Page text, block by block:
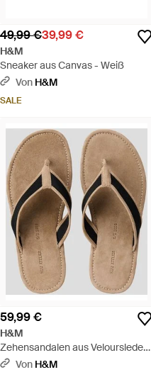
49,99 €39,99 €
H&M
Sneaker aus Canvas - Weiß
Von H&M
SALE
59,99 €
H&M
Zehensandalen aus Veloursleder -
Natur
Von H&M